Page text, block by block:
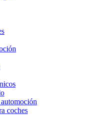
coches